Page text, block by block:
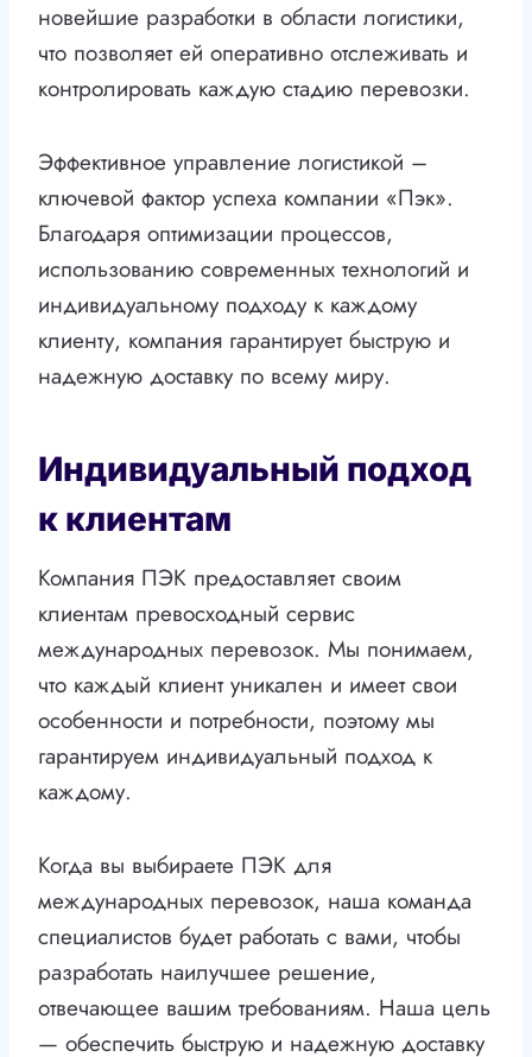
новейшие разработки в области логистики,
что позволяет ей оперативно отслеживать и
контролировать каждую стадию перевозки.
Эффективное управление логистикой –
ключевой фактор успеха компании «Пэк».
Благодаря оптимизации процессов,
использованию современных технологий и
индивидуальному подходу к каждому
клиенту, компания гарантирует быструю и
надежную доставку по всему миру.
Индивидуальный подход
к клиентам
Компания ПЭК предоставляет своим
клиентам превосходный сервис
международных перевозок. Мы понимаем,
что каждый клиент уникален и имеет свои
особенности и потребности, поэтому мы
гарантируем индивидуальный подход к
каждому.
Когда вы выбираете ПЭК для
международных перевозок, наша команда
специалистов будет работать с вами, чтобы
разработать наилучшее решение,
отвечающее вашим требованиям. Наша цель
— обеспечить быструю и надежную доставку